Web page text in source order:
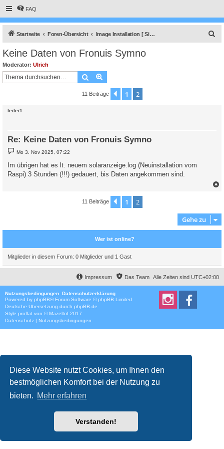
Diese Website nutzt Cookies, um Ihnen den
bestmöglichen Komfort bei der Nutzung zu
bieten. Mehr erfahren
Verstanden!
FAQ
Startseite Foren-Übersicht Image Installation [ Single-Regler Version ]
Keine Daten von Fronuis Symno
Moderator: Ulrich
Suche
11 Beiträge Vorherige
1 2
leilei1
Re: Keine Daten von Fronuis Symno
B
e
r
Mo 3. Nov 2025, 07:22
Im übrigen hat es lt. neuem solaranzeige.log (Neuinstallation vom
Raspi) 3 Stunden (!!!) gedauert, bis Daten angekommen sind.
e
11 Beiträge Vorherige
1
2
Gehe zu
Wer ist online?
Mitglieder in diesem Forum: 0 Mitglieder und 1 Gast
Alle Zeiten sind UTC+02:00
Das Team
Impressum
Nutzungsbedingungen Datenschutzerklärung
Powered by phpBB® Forum Software © phpBB Limited
Deutsche Übersetzung durch phpBB.de
Style proflat von ©Mazeltof 2017
Datenschutz | Nutzungsbedingungen